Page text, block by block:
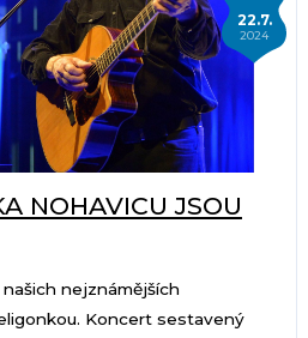
22.7.
2024
NOHAVICU JSOU
nejznámějších
Koncert sestavený